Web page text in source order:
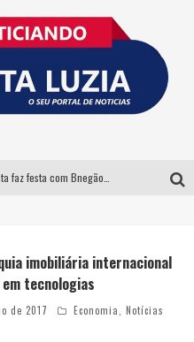
imobiliária internacional
tecnologias
de 2017 Economia Notícias